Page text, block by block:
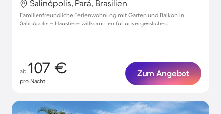
Salinópolis, Pará, Brasilien
Familienfreundliche Ferienwohnung mit Garten und Balkon in
Salinópolis – Haustiere willkommen für unvergessliche
ab 107 €
pro Nacht
Zum Angebot